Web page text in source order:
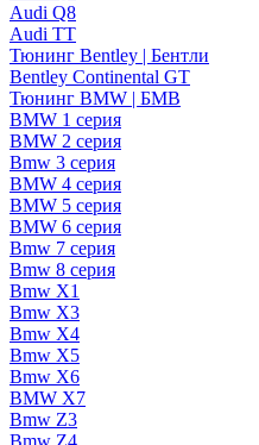
Audi Q8
Audi TT
Тюнинг Bentley | Бентли
Bentley Continental GT
Тюнинг BMW | БМВ
BMW 1 серия
BMW 2 серия
Bmw 3 серия
BMW 4 серия
BMW 5 серия
BMW 6 серия
Bmw 7 серия
Bmw 8 серия
Bmw X1
Bmw X3
Bmw X4
Bmw X5
Bmw X6
BMW X7
Bmw Z3
Bmw Z4